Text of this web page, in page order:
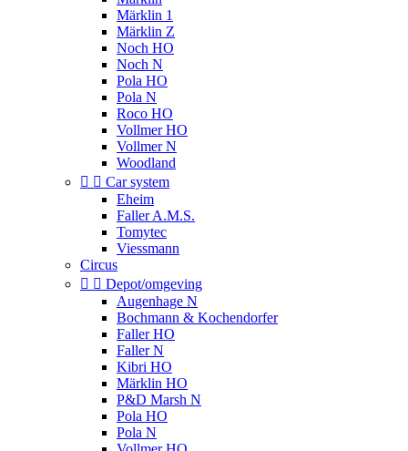
Märklin 1
Märklin Z
Noch HO
Noch N
Pola HO
Pola N
Roco HO
Vollmer HO
Vollmer N
Woodland
  Car system
Eheim
Faller A.M.S.
Tomytec
Viessmann
Circus
  Depot/omgeving
Augenhage N
Bochmann & Kochendorfer
Faller HO
Faller N
Kibri HO
Märklin HO
P&D Marsh N
Pola HO
Pola N